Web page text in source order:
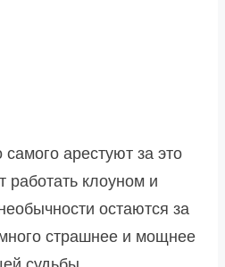
арестуют за это
работать клоуном и
остаются за
страшнее и мощнее